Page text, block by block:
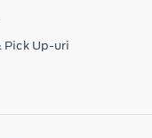
Pick Up-uri